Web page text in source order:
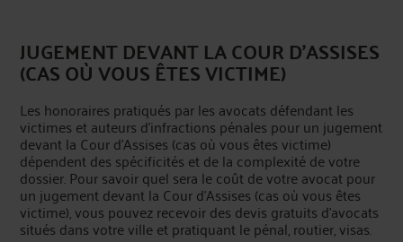
JUGEMENT DEVANT LA COUR D'ASSISES
(CAS OÙ VOUS ÊTES VICTIME)
Les honoraires pratiqués par les avocats défendant les
victimes et auteurs d'infractions pénales pour un jugement
devant la Cour d'Assises (cas où vous êtes victime)
dépendent des spécificités et de la complexité de votre
dossier. Pour savoir quel sera le coût de votre avocat pour
un jugement devant la Cour d'Assises (cas où vous êtes
victime), vous pouvez recevoir des devis gratuits d’avocats
situés dans votre ville et pratiquant le pénal, routier, visas.